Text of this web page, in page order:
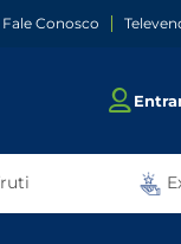
Fale Conosco